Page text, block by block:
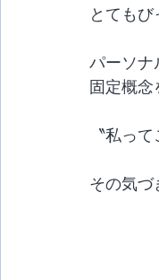
とてもび
パーソナ
固定概
〝私っ
その気